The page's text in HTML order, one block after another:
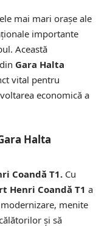
mai mari orașe ale
importante
Această
Gara Halta
vital pentru
economică a
Halta
Coandă T1. Cu
Henri Coandă T1 a
menite
și să